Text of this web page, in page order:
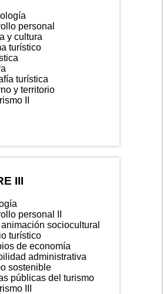
personal
y cultura
turístico
turística
y territorio
II
III
personal II
sociocultural
turístico
de economía
administrativa
sostenible
públicas del turismo
III